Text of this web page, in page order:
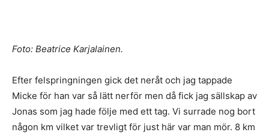
Foto: Beatrice Karjalainen.
Efter felspringningen gick det neråt och jag tappade
Micke för han var så lätt nerför men då fick jag sällskap av
Jonas som jag hade följe med ett tag. Vi surrade nog bort
någon km vilket var trevligt för just här var man mör. 8 km